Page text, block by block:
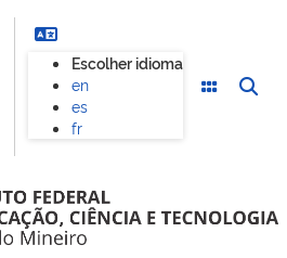
Escolher idioma
en
es
fr